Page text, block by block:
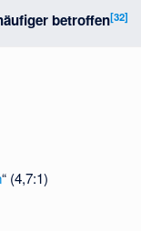
betroffen[32]
“ (4,7:1)